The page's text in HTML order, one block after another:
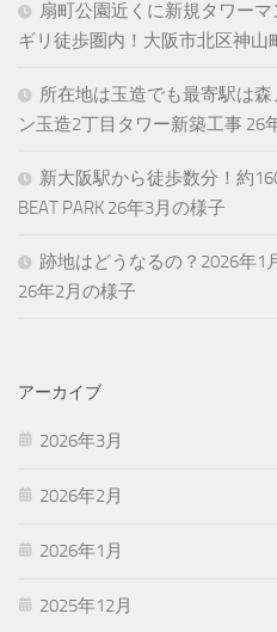
扇町公園近くに新規タワー
ギリ徒歩圏内！大阪市北区神山
所在地は玉造でも最寄駅は
ン玉造2丁目タワー新築工事 26
新大阪駅から徒歩数分！約
BEAT PARK 26年3月の様子
跡地はどうなるの？2026年1
26年2月の様子
アーカイブ
2026年3月
2026年2月
2026年1月
2025年12月